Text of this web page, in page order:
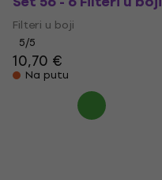
Filteri u boji
5/5
10,70 €
Na putu